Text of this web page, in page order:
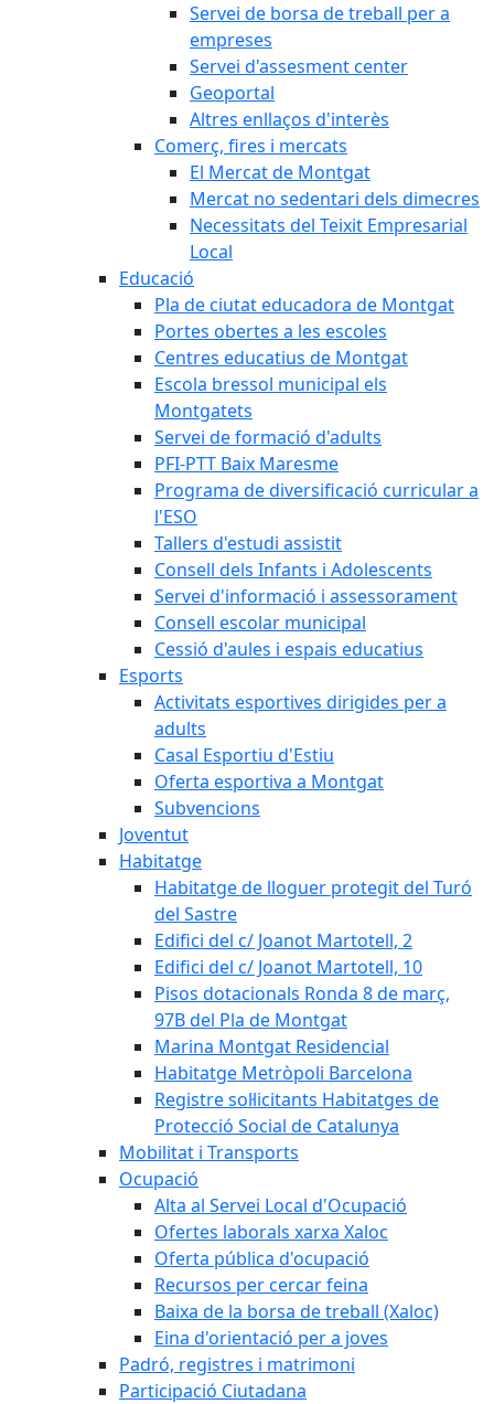
Servei de borsa de treball per a
empreses
Servei d'assesment center
Geoportal
Altres enllaços d'interès
Comerç, fires i mercats
El Mercat de Montgat
Mercat no sedentari dels dimecres
Necessitats del Teixit Empresarial
Local
Educació
Pla de ciutat educadora de Montgat
Portes obertes a les escoles
Centres educatius de Montgat
Escola bressol municipal els
Montgatets
Servei de formació d'adults
PFI-PTT Baix Maresme
Programa de diversificació curricular a
l'ESO
Tallers d'estudi assistit
Consell dels Infants i Adolescents
Servei d'informació i assessorament
Consell escolar municipal
Cessió d'aules i espais educatius
Esports
Activitats esportives dirigides per a
adults
Casal Esportiu d'Estiu
Oferta esportiva a Montgat
Subvencions
Joventut
Habitatge
Habitatge de lloguer protegit del Turó
del Sastre
Edifici del c/ Joanot Martotell, 2
Edifici del c/ Joanot Martotell, 10
Pisos dotacionals Ronda 8 de març,
97B del Pla de Montgat
Marina Montgat Residencial
Habitatge Metròpoli Barcelona
Registre sol·licitants Habitatges de
Protecció Social de Catalunya
Mobilitat i Transports
Ocupació
Alta al Servei Local d'Ocupació
Ofertes laborals xarxa Xaloc
Oferta pública d'ocupació
Recursos per cercar feina
Baixa de la borsa de treball (Xaloc)
Eina d'orientació per a joves
Padró, registres i matrimoni
Participació Ciutadana